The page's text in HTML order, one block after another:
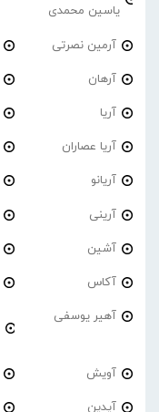
یاسین محمدی
آرمین نصرتی
آرهان
آریا
آریا عصاران
آریانو
آرینی
آشین
آکاس
آهیر یوسفی
آویش
آیدین